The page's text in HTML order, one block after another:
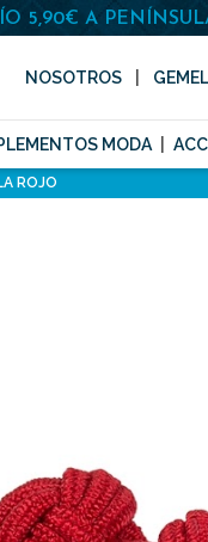
5,90€ A
NOSOTROS
MODA
ROJO